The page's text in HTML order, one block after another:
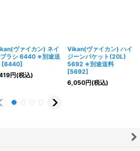
ヴァイカン) ネイ
ラシ 6440 ※別途送
[6440]
円(税込)
Vikan(ヴァイカン) ハイ
ジーンバケット(20L)
5692 ※別途送料
[5692]
6,050円(税込)